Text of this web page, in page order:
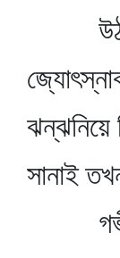
উঠল
ঝন্‌ঝনিয়ে
সানাই
গভীর